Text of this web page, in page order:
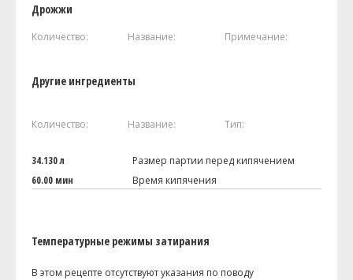
Дрожжи
Количество: Название: Примечание:
Другие ингредиенты
Количество: Название: Тип:
34.130 л
Размер партии перед кипячением
60.00 мин
Время кипячения
Температурные режимы затирания
В этом рецепте отсутствуют указания по поводу